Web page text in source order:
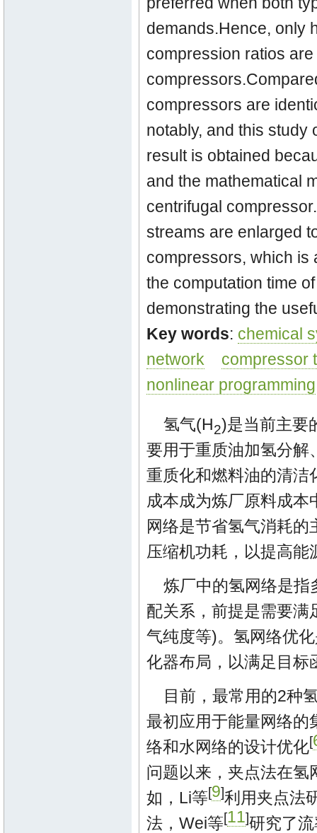
demands.Hence, only
compression ratios
compressors are
notably, and this study
result is obtained
and the mathematical
centrifugal
streams are enlarged
compressors, which is
the computation time
demonstrating the
Key words: chemical
network
compressor
nonlinear programming
氢气(H2)是当前主要
要用于重质油加氢分解
重质化和燃料油的清洁
成本成为炼厂原料成
网络是节省氢气消耗
压缩机功耗，以提高能
炼厂中的氢网络是指
配关系，前提是需要满
气纯度等)。氢网络优
化器布局，以满足目标
目前，最常用的2种
最初应用于能量网络的
络和水网络的设计优化[
问题以来，夹点法在氢
如，Li等[9]利用夹点法
法，Wei等[11]研究了